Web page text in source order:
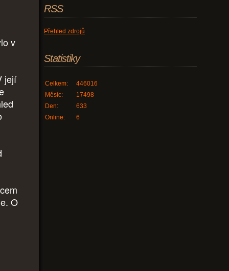
v
její
O
RSS
Přehled zdrojů
Statistiky
Online: 6
Celkem:
446016
Měsíc:
17498
Den:
633